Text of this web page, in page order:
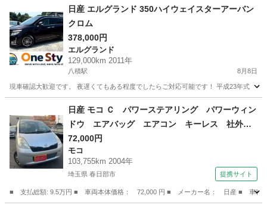
八積駅 セレナ
日産 エルグランド 350ハイウェイスターアーバン
クロム
378,000円
エルグランド
129,000km 2011年
八積駅 8月8日
現車確認大歓迎です。 夜遅くてもある程度でしたらご対応可能です！ 平成23年式
八積駅 エルグランド トヨタヴォクシー
日産 モコ Ｃ パワーステアリング パワーウィン
ドウ エアバッグ エアコン キーレス 社外ナ
ビ ＣＤ ＤＶＤ ＥＴＣ 社外ＡＷ （検9.12）
72,000円
モコ
103,755km 2004年
埼玉県 春日部市 提携サイト
■ 支払総額: 9.5万円 ■ 車両本体価格： 72,000 円 ■ メーカー名： 日産 ■ 車